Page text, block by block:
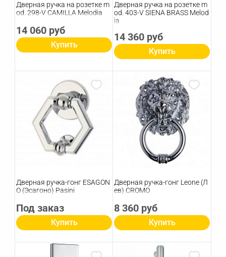
Дверная ручка на розетке m
od. 298-V CAMILLA Melodia
14 060 руб
Купить
Дверная ручка на розетке m
od. 403-V SIENA BRASS Melod
ia
14 360 руб
Купить
Дверная ручка-гонг ESAGON
O (Эсагоно) Pasini
Под заказ
Купить
Дверная ручка-гонг Leone (Л
ев) CROMO
8 360 руб
Купить